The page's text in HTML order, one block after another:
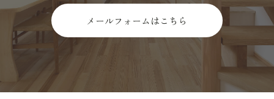
メールフォームはこちら